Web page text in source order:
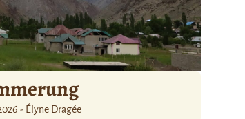
- Élyne Dragée